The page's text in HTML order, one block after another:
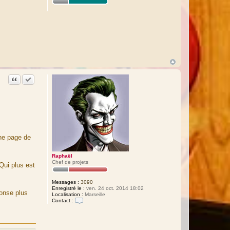
Raphaël
Chef de projets
Messages : 3090
Enregistré le : ven. 24 oct. 2014 18:02
Localisation : Marseille
Contact :
CitationAccepter cette réponse
page de
plus est
plus